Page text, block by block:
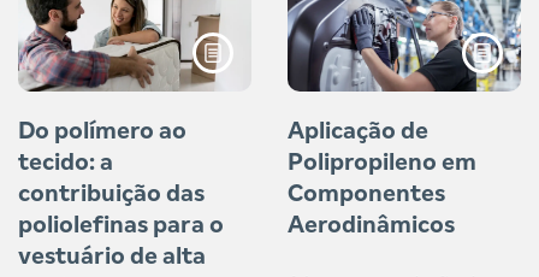
Do polímero ao
tecido: a
contribuição das
poliolefinas para o
vestuário de alta
Aplicação de
Polipropileno em
Componentes
Aerodinâmicos